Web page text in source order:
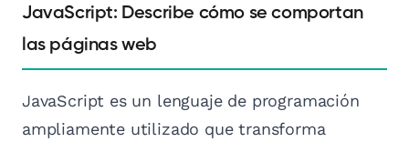
JavaScript: Describe cómo se comportan
las páginas web
JavaScript es un lenguaje de programación
ampliamente utilizado que transforma